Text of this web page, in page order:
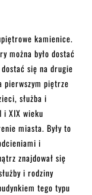
kamienice.
można było dostać
się na drugie
pierwszym piętrze
służba i
i XIX wieku
miasta. Były to
i
znajdował się
i rodziny
tego typu